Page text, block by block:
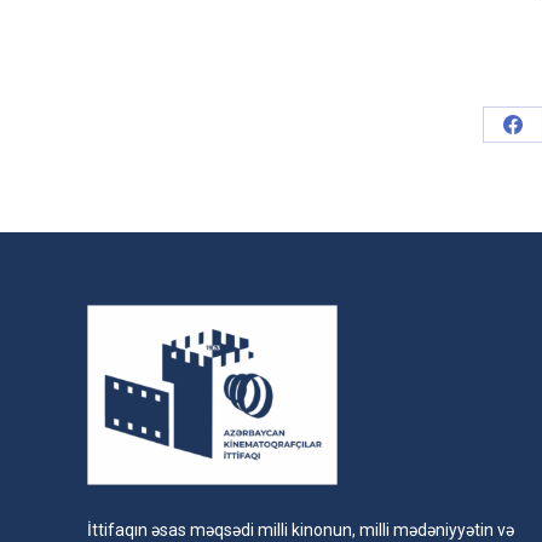
İttifaqın əsas məqsədi milli kinonun, milli mədəniyyətin və